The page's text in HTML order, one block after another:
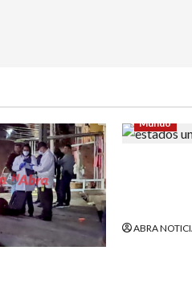
Mundo
ABRA